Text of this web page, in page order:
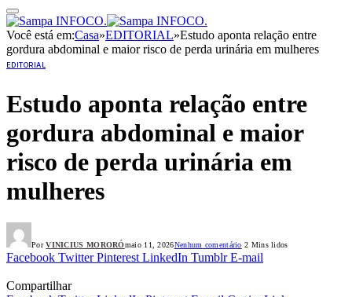
Você está em:Casa»EDITORIAL»Estudo aponta relação entre
gordura abdominal e maior risco de perda urinária em mulheres
EDITORIAL
Estudo aponta relação entre
gordura abdominal e maior
risco de perda urinária em
mulheres
Por VINICIUS MORORÓmaio 11, 2026Nenhum comentário 2 Mins lidos
Facebook Twitter Pinterest LinkedIn Tumblr E-mail
Compartilhar